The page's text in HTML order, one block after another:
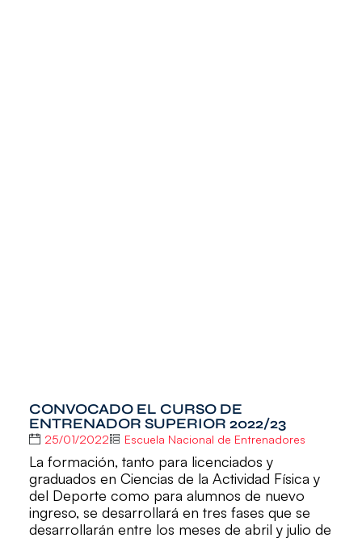
CONVOCADO EL CURSO DE
ENTRENADOR SUPERIOR 2022/23
25/01/2022 Escuela Nacional de Entrenadores
La formación, tanto para licenciados y
graduados en Ciencias de la Actividad Física y
del Deporte como para alumnos de nuevo
ingreso, se desarrollará en tres fases que se
desarrollarán entre los meses de abril y julio de